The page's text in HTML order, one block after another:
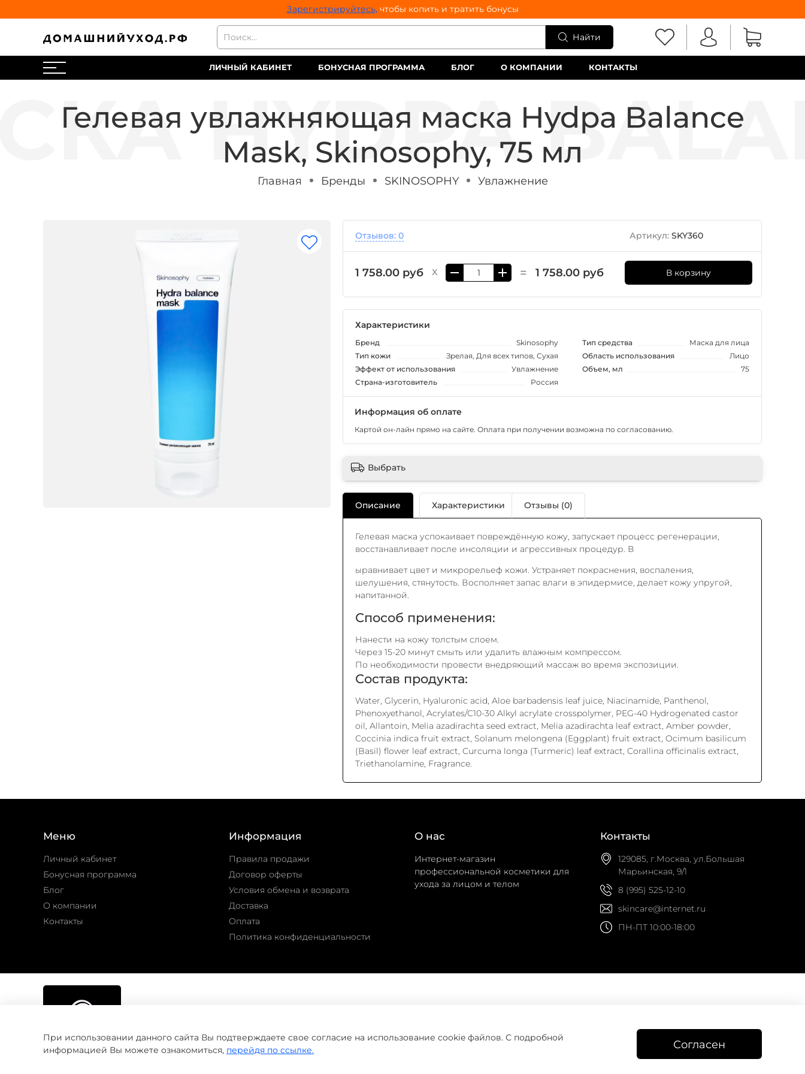
Зарегистрируйтесь,чтобы копить и тратить бонусы
Найти
ЛИЧНЫЙ КАБИНЕТ БОНУСНАЯ ПРОГРАММА БЛОГ О КОМПАНИИ КОНТАКТЫ
Гелевая увлажняющая маска Hydpa Balance
Mask, Skinosophy, 75 мл
Главная Бренды SKINOSOPHY Увлажнение
Отзывов: 0 Артикул: SKY360
1 758.00 руб X = 1 758.00 руб В корзину
Характеристики
Бренд Skinosophy Тип средства
Маска для лица
Тип кожи
Зрелая, Для всех типов, Сухая Область использования
Лицо
Эффект от использования
Увлажнение Объем, мл
75
Страна-изготовитель
Россия
Информация об оплате
Картой он-лайн прямо на сайте. Оплата при получении возможна по согласованию.
Выбрать
Описание Характеристики Отзывы (0)
Гелевая маска успокаивает повреждённую кожу, запускает процесс регенерации,
восстанавливает после инсоляции и агрессивных процедур. В
ыравнивает цвет и микрорельеф кожи. Устраняет покраснения, воспаления,
шелушения, стянутость. Восполняет запас влаги в эпидермисе, делает кожу упругой,
напитанной.
Способ применения:
Нанести на кожу толстым слоем.
Через 15-20 минут смыть или удалить влажным компрессом.
По необходимости провести внедряющий массаж во время экспозиции.
Состав продукта:
Water, Glycerin, Hyaluronic acid, Aloe barbadensis leaf juice, Niacinamide, Panthenol,
Phenoxyethanol, Acrylates/C10-30 Alkyl acrylate crosspolymer, PEG-40 Hydrogenated castor
oil, Allantoin, Melia azadirachta seed extract, Melia azadirachta leaf extract, Amber powder,
Coccinia indica fruit extract, Solanum melongena (Eggplant) fruit extract, Ocimum basilicum
(Basil) flower leaf extract, Curcuma longa (Turmeric) leaf extract, Corallina officinalis extract,
Triethanolamine, Fragrance.
Меню
Личный кабинет
Бонусная программа
Блог
О компании
Контакты
Информация
Правила продажи
Договор оферты
Условия обмена и возврата
Доставка
Оплата
Политика конфиденциальности
О нас
Интернет-магазин
профессиональной косметики для
ухода за лицом и телом
Контакты
129085, г.Москва, ул.Большая
Марьинская, 9/1
8 (995) 525-12-10
skincare@internet.ru
ПН-ПТ 10:00-18:00
При использовании данного сайта Вы подтверждаете свое согласие на использование cookie файлов. С подробной
информацией Вы можете ознакомиться, перейдя по ссылке. Согласен